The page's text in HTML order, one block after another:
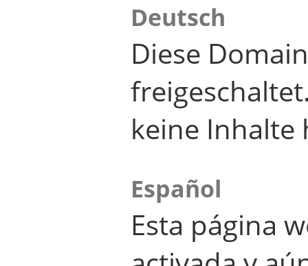
Deutsch
Diese
keine Inhalte
Español
Esta página